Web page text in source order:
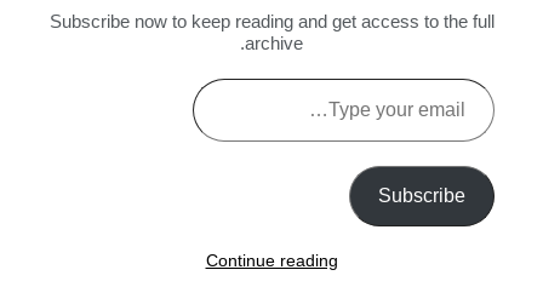
Subscribe now to keep reading and get access to the full
archive.
Type
your
Subscribe
Continue reading